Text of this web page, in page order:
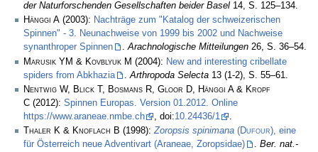
der Naturforschenden Gesellschaften beider Basel 14, S. 125–134.
Hänggi A (2003): Nachträge zum "Katalog der schweizerischen
Spinnen" - 3. Neunachweise von 1999 bis 2002 und Nachweise
synanthroper Spinnen
.Arachnologische Mitteilungen 26, S. 36–54.
Marusik YM & Kovblyuk M (2004): New and interesting cribellate
spiders from Abkhazia
Arthropoda Selecta 13 (1-2), S. 55–61.
Nentwig W, Blick T, Bosmans R, Gloor D, Hänggi A & Kropf
C (2012): Spinnen Europas. Version 01.2012. Online
https://www.araneae.nmbe.ch
, doi:10.24436/1
.
Thaler K & Knoflach B (1998):Zoropsis spinimana (Dufour), eine
für Österreich neue Adventivart (Araneae, Zoropsidae)
. Ber. nat.-